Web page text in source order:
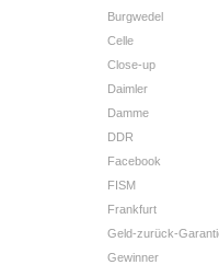
Burgwedel
Celle
Close-up
Daimler
Damme
DDR
Facebook
FISM
Frankfurt
Geld-zurück-
Gewinner